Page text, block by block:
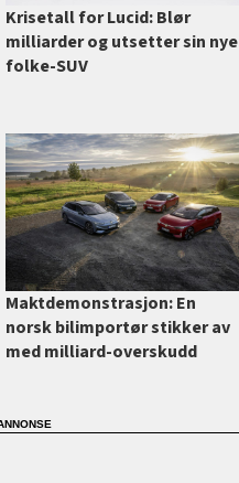
Krisetall for Lucid: Blør
milliarder og utsetter sin nye
folke-SUV
Maktdemonstrasjon: En
norsk bilimportør stikker av
med milliard-overskudd